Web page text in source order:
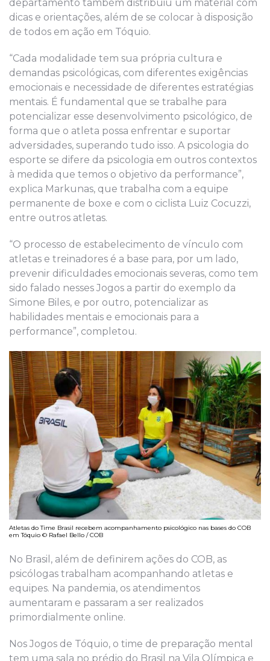
departamento também distribuiu um material com
dicas e orientações, além de se colocar à disposição
de todos em ação em Tóquio.
“Cada modalidade tem sua própria cultura e
demandas psicológicas, com diferentes exigências
emocionais e necessidade de diferentes estratégias
mentais. É fundamental que se trabalhe para
potencializar esse desenvolvimento psicológico, de
forma que o atleta possa enfrentar e suportar
adversidades, superando tudo isso. A psicologia do
esporte se difere da psicologia em outros contextos
à medida que temos o objetivo da performance”,
explica Markunas, que trabalha com a equipe
permanente de boxe e com o ciclista Luiz Cocuzzi,
entre outros atletas.
“O processo de estabelecimento de vínculo com
atletas e treinadores é a base para, por um lado,
prevenir dificuldades emocionais severas, como tem
sido falado nesses Jogos a partir do exemplo da
Simone Biles, e por outro, potencializar as
habilidades mentais e emocionais para a
performance”, completou.
Atletas do Time Brasil recebem acompanhamento psicológico nas bases do COB
em Tóquio © Rafael Bello / COB
No Brasil, além de definirem ações do COB, as
psicólogas trabalham acompanhando atletas e
equipes. Na pandemia, os atendimentos
aumentaram e passaram a ser realizados
primordialmente online.
Nos Jogos de Tóquio, o time de preparação mental
tem uma sala no prédio do Brasil na Vila Olímpica e